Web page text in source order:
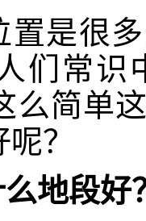
置是很
们常识
么简单
？
地段好